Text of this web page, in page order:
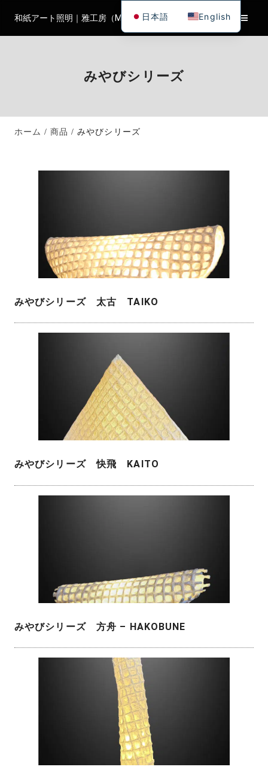
和紙アート照明｜雅工房（Miyabi Workshop）
みやびシリーズ
ホーム 商品 みやびシリーズ
みやびシリーズ 太古 TAIKO
みやびシリーズ 快飛 KAITO
みやびシリーズ 方舟 – HAKOBUNE
日本語 English